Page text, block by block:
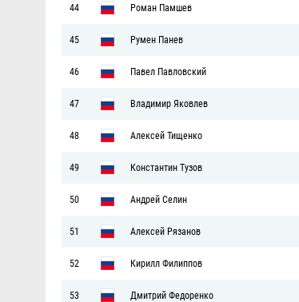
44 Роман Памшев
45 Румен Панев
46 Павел Павловский
47 Владимир Яковлев
48 Алексей Тищенко
49 Константин Тузов
50 Андрей Селин
51 Алексей Рязанов
52 Кирилл Филиппов
53 Дмитрий Федоренко